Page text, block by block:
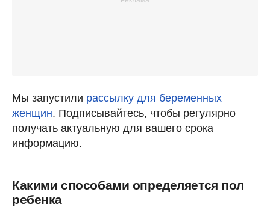
Мы запустили рассылку для беременных
женщин. Подписывайтесь, чтобы регулярно
получать актуальную для вашего срока
информацию.
Какими способами определяется пол
ребенка